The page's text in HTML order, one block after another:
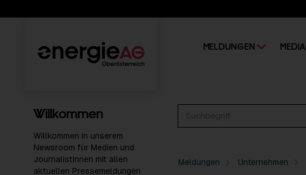
MELDUNGEN MEDIA
Willkommen
Willkommen in unserem
Newsroom für Medien und
JournalistInnen mit allen
aktuellen Pressemeldungen
Meldungen Unternehmen